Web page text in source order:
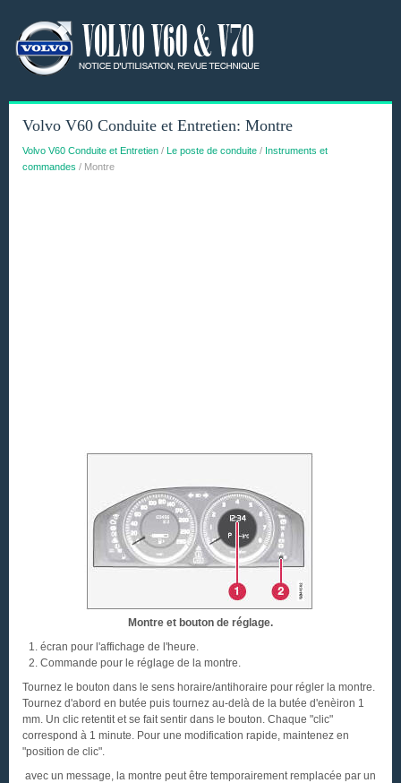
Volvo V60 Conduite et Entretien: Montre
Volvo V60 Conduite et Entretien / Le poste de conduite / Instruments et
commandes / Montre
Montre et bouton de réglage.
écran pour l'affichage de l'heure.
Commande pour le réglage de la montre.
Tournez le bouton dans le sens horaire/antihoraire pour régler la montre.
Tournez d'abord en butée puis tournez au-delà de la butée d'enèiron 1
mm. Un clic retentit et se fait sentir dans le bouton. Chaque "clic"
correspond à 1 minute. Pour une modification rapide, maintenez en
"position de clic".
avec un message, la montre peut être temporairement remplacée par un